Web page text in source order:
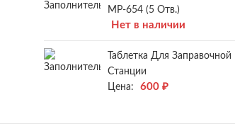
МР-654 (5 Отв.)
Нет в наличии
Таблетка Для Заправочной
Станции
Цена:
600 ₽